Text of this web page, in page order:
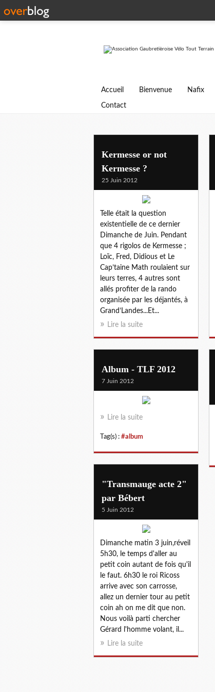
Accueil Bienvenue Nafix
Contact
Kermesse or not
Kermesse ?
25 Juin 2012
Telle était la question
existentielle de ce dernier
Dimanche de Juin. Pendant
que 4 rigolos de Kermesse ;
Loïc, Fred, Didious et Le
Cap’taine Math roulaient sur
leurs terres, 4 autres sont
allés profiter de la rando
organisée par les déjantés, à
Grand’Landes...Et...
Lire la suite
Album - TLF 2012
7 Juin 2012
Lire la suite
Tag(s) : #album
"Transmauge acte 2"
par Bébert
5 Juin 2012
Dimanche matin 3 juin,réveil
5h30, le temps d'aller au
petit coin autant de fois qu'il
le faut. 6h30 le roi Ricoss
arrive avec son carrosse,
allez un dernier tour au petit
coin ah on me dit que non.
Nous voilà parti chercher
Gérard l'homme volant, il...
Lire la suite